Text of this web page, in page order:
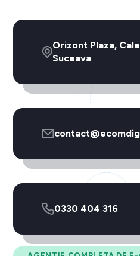
Orizont Plaza,
Suceava
0330 404 316